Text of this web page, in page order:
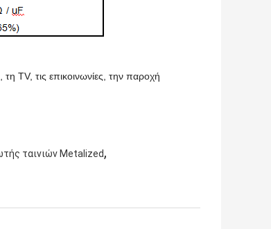
TV, τις επικοινωνίες, την παροχή
ταινιών Metalized,